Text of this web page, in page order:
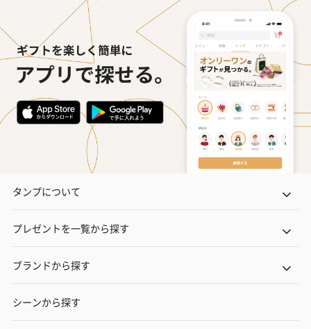
タンプについて
プレゼントを一覧から探す
ブランドから探す
シーンから探す